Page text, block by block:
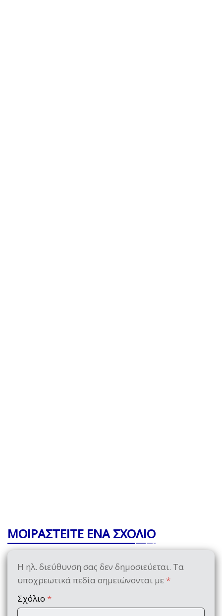
ΜΟΙΡΑΣΤΕΙΤΕ ΕΝΑ ΣΧΟΛΙΟ
Η ηλ. διεύθυνση σας δεν δημοσιεύεται. Τα
υποχρεωτικά πεδία σημειώνονται με *
Σχόλιο *